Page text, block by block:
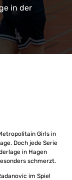
in der
Girls in
Doch jede Serie
in Hagen
schmerzt.
im Spiel